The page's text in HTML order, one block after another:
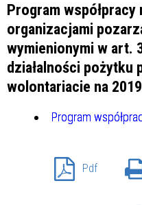
Program współpracy
organizacjami
wymienionymi w art.
działalności pożytku
wolontariacie na 2019
Program
Pdf